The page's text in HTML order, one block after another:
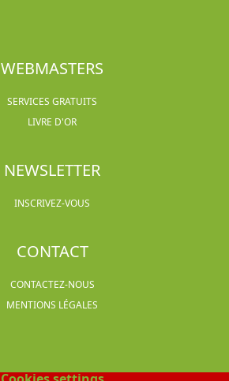
WEBMASTERS
SERVICES GRATUITS
LIVRE D'OR
NEWSLETTER
INSCRIVEZ-VOUS
CONTACT
CONTACTEZ-NOUS
MENTIONS LÉGALES